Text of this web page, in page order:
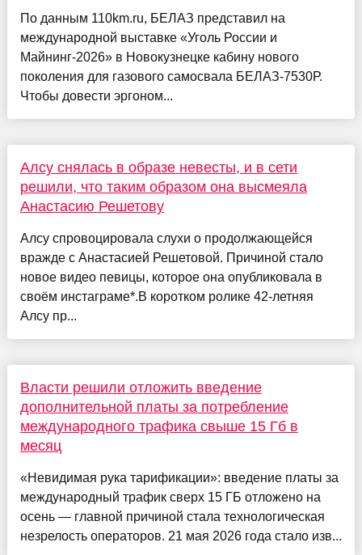
По данным 110km.ru, БЕЛАЗ представил на
международной выставке «Уголь России и
Майнинг-2026» в Новокузнецке кабину нового
поколения для газового самосвала БЕЛАЗ-7530Р.
Чтобы довести эргоном...
Алсу снялась в образе невесты, и в сети
решили, что таким образом она высмеяла
Анастасию Решетову
Алсу спровоцировала слухи о продолжающейся
вражде с Анастасией Решетовой. Причиной стало
новое видео певицы, которое она опубликовала в
своём инстаграме*.В коротком ролике 42-летняя
Алсу пр...
Власти решили отложить введение
дополнительной платы за потребление
международного трафика свыше 15 Гб в
месяц
«Невидимая рука тарификации»: введение платы за
международный трафик сверх 15 ГБ отложено на
осень — главной причиной стала технологическая
незрелость операторов. 21 мая 2026 года стало изв...